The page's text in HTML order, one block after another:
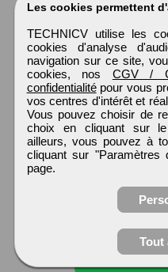
Les cookies permettent
TECHNICV utilise les
cookies d'analyse
navigation sur ce site,
cookies, nos CGV /
confidentialitépour vous
vos centres d'intérêt et
Vous pouvez choisir de
choix en cliquant sur le
ailleurs, vous pouvez à
cliquant sur
page.
Tout
Tous droits